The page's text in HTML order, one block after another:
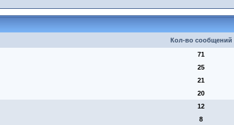
Кол-во сообщений
71
25
21
20
12
8